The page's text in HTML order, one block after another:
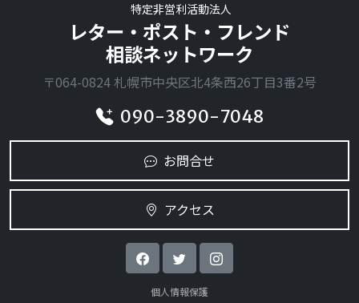
特定非営利活動法人
レター・ポスト・フレンド
相談ネットワーク
〒064-0824 札幌市中央区北4条西26丁目3番2号
090-3890-7048
お問合せ
アクセス
個人情報保護